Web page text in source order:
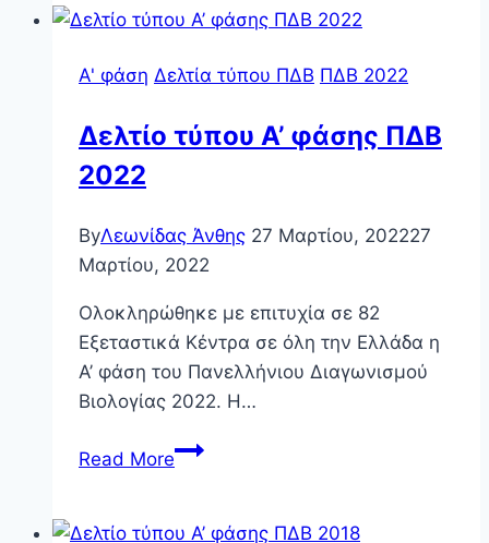
Γ
ΠΔΒ
–
Α' φάση Δελτία τύπου ΠΔΒ ΠΔΒ 2022
Δελτίο τύπου Α’ φάσης ΠΔΒ
2022
ByΛεωνίδας Άνθης 27 Μαρτίου, 202227
Μαρτίου, 2022
Ολοκληρώθηκε με επιτυχία σε 82
Εξεταστικά Κέντρα σε όλη την Ελλάδα η
Α’ φάση του Πανελλήνιου Διαγωνισμού
Βιολογίας 2022. Η…
Read MoreΔελτίο
φάσης